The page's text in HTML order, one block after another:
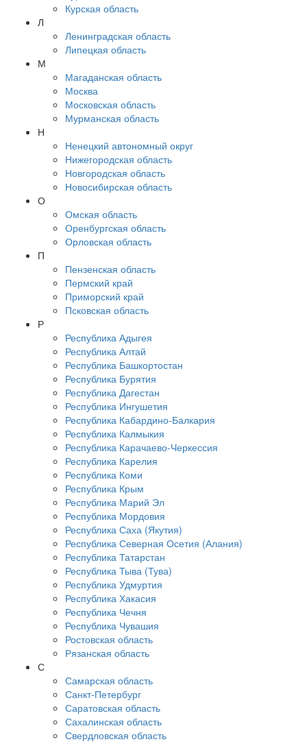
Курская область
Л
Ленинградская область
Липецкая область
М
Магаданская область
Москва
Московская область
Мурманская область
Н
Ненецкий автономный округ
Нижегородская область
Новгородская область
Новосибирская область
О
Омская область
Оренбургская область
Орловская область
П
Пензенская область
Пермский край
Приморский край
Псковская область
Р
Республика Адыгея
Республика Алтай
Республика Башкортостан
Республика Бурятия
Республика Дагестан
Республика Ингушетия
Республика Кабардино-Балкария
Республика Калмыкия
Республика Карачаево-Черкессия
Республика Карелия
Республика Коми
Республика Крым
Республика Марий Эл
Республика Мордовия
Республика Саха (Якутия)
Республика Северная Осетия (Алания)
Республика Татарстан
Республика Тыва (Тува)
Республика Удмуртия
Республика Хакасия
Республика Чечня
Республика Чувашия
Ростовская область
Рязанская область
С
Самарская область
Санкт-Петербург
Саратовская область
Сахалинская область
Свердловская область